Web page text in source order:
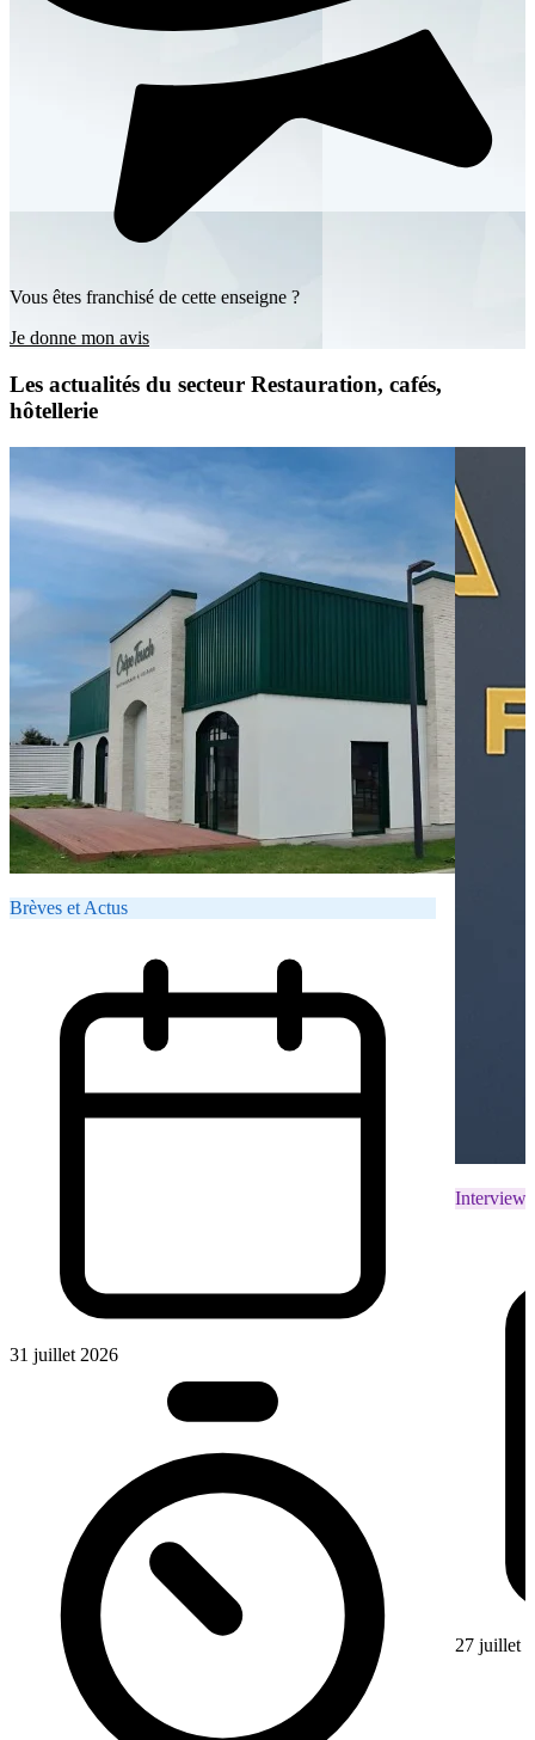
Vous êtes franchisé de cette enseigne ?
Je donne mon avis
Les actualités du secteur Restauration, cafés,
hôtellerie
Brèves et Actus
31 juillet 2026
Interviews
27 juillet